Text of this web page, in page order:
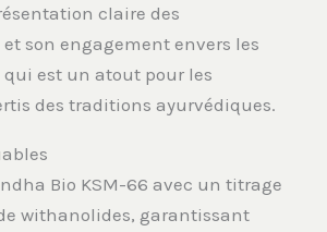
claire des
son engagement envers les
qui est un atout pour les
des traditions ayurvédiques.
Bio KSM-66 avec un titrage
withanolides, garantissant